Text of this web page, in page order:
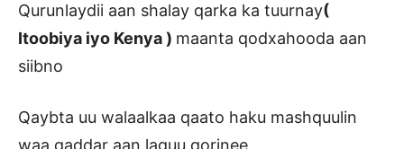
Qurunlaydii aan shalay qarka ka tuurnay(
Itoobiya iyo Kenya ) maanta qodxahooda aan
siibno
Qaybta uu walaalkaa qaato haku mashquulin
waa qaddar aan laguu qorinee